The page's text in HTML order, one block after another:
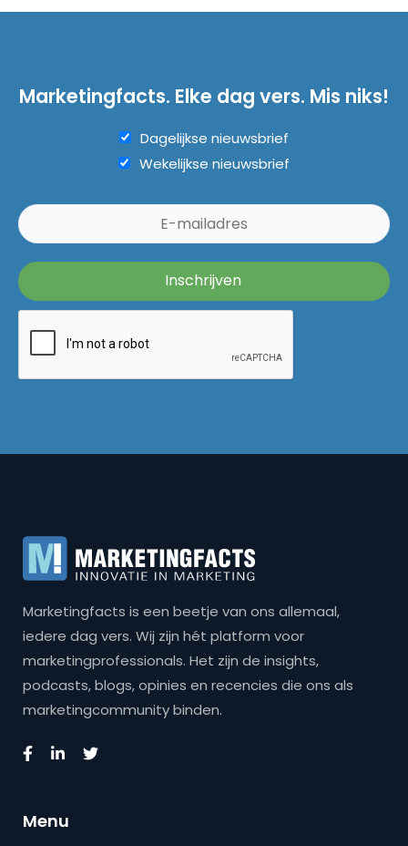
Marketingfacts. Elke dag vers. Mis niks!
Dagelijkse nieuwsbrief
Wekelijkse nieuwsbrief
Marketingfacts is een beetje van ons allemaal,
iedere dag vers. Wij zijn hét platform voor
marketingprofessionals. Het zijn de insights,
podcasts, blogs, opinies en recencies die ons als
marketingcommunity binden.
Menu